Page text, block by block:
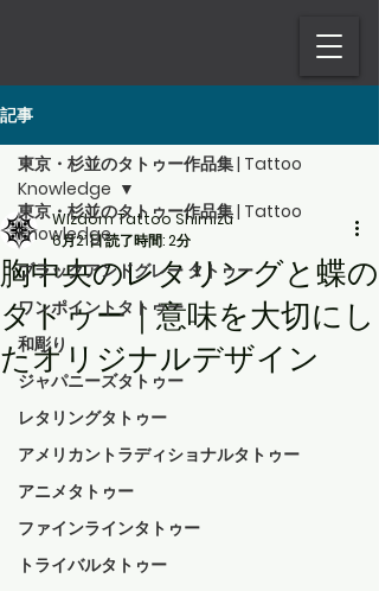
記事
東京・杉並のタトゥー作品集 | Tattoo
Knowledge
ブラックアンドグレー タトゥー
ワンポイントタトゥー
和彫り
ジャパニーズタトゥー
レタリングタトゥー
アメリカントラディショナルタトゥー
アニメタトゥー
ファインラインタトゥー
トライバルタトゥー
東京・杉並のタトゥー作品集 | Tattoo
Knowledge
胸中央のレタリングと蝶の
タトゥー｜意味を大切にし
たオリジナルデザイン
Wizdom Tattoo Shimizu
6月21日読了時間: 2分